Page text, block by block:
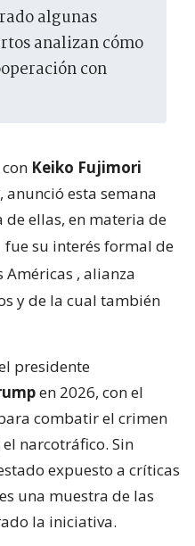
algunas
analizan cómo
con
Keiko Fujimori
, anunció esta semana
de ellas, en materia de
fue su interés formal de
Américas , alianza
y de la cual también
presidente
en 2026, con el
combatir el crimen
narcotráfico. Sin
expuesto a críticas
una muestra de las
la iniciativa.